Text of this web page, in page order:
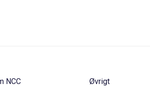
NCC Øvrigt